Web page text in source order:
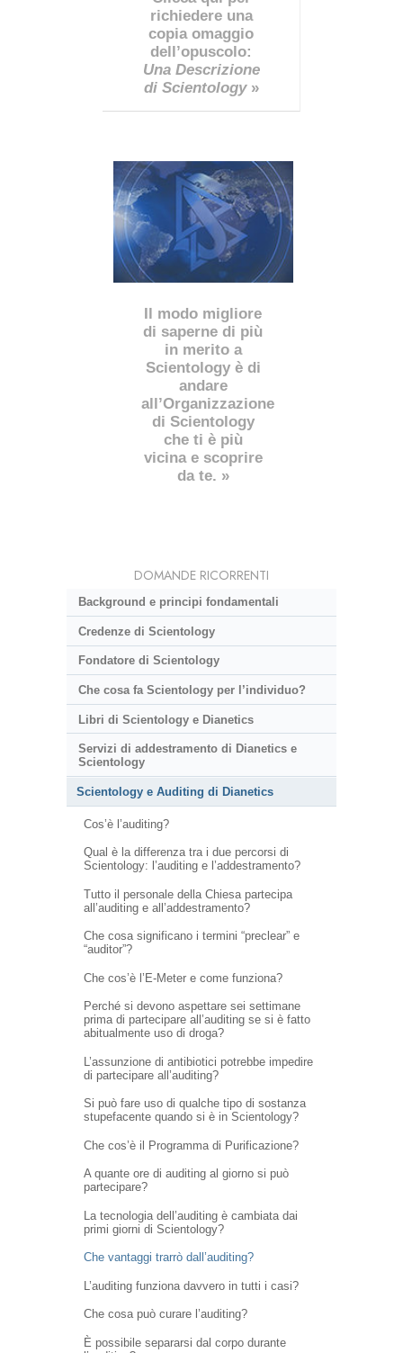
richiedere una
copia omaggio
dell’opuscolo:
Una Descrizione
di Scientology»
Il modo migliore
di saperne di più
in merito a
Scientology è di
andare
all’Organizzazione
di Scientology
che ti è più
vicina e scoprire
da te. »
DOMANDE RICORRENTI
Background e principi fondamentali
Credenze di Scientology
Fondatore di Scientology
Che cosa fa Scientology per l’individuo?
Libri di Scientology e Dianetics
Servizi di addestramento di Dianetics e
Scientology
Scientology e Auditing di Dianetics
Cos’è l’auditing?
Qual è la differenza tra i due percorsi di
Scientology: l’auditing e l’addestramento?
Tutto il personale della Chiesa partecipa
all’auditing e all’addestramento?
Che cosa significano i termini “preclear” e
“auditor”?
Che cos’è l’E-Meter e come funziona?
Perché si devono aspettare sei settimane
prima di partecipare all’auditing se si è fatto
abitualmente uso di droga?
L’assunzione di antibiotici potrebbe impedire
di partecipare all’auditing?
Si può fare uso di qualche tipo di sostanza
stupefacente quando si è in Scientology?
Che cos’è il Programma di Purificazione?
A quante ore di auditing al giorno si può
partecipare?
La tecnologia dell’auditing è cambiata dai
primi giorni di Scientology?
Che vantaggi trarrò dall’auditing?
L’auditing funziona davvero in tutti i casi?
Che cosa può curare l’auditing?
È possibile separarsi dal corpo durante